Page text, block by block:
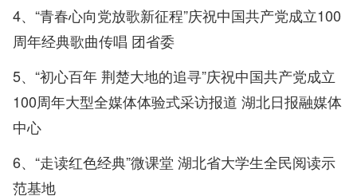
4、“青春心向党放歌新征程”庆祝中国共产党成立100
周年经典歌曲传唱 团省委
5、“初心百年 荆楚大地的追寻”庆祝中国共产党成立
100周年大型全媒体体验式采访报道 湖北日报融媒体
中心
6、“走读红色经典”微课堂 湖北省大学生全民阅读示
范基地